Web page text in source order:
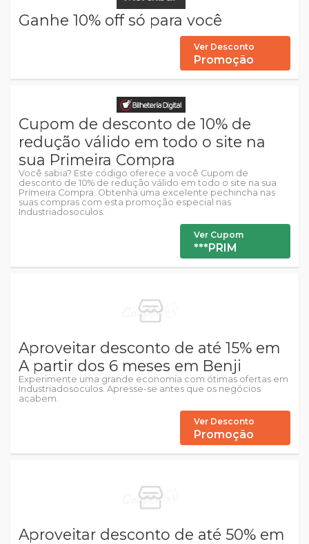
Ganhe 10% off só para você
Ver Desconto
Promoção
Cupom de desconto de 10% de
redução válido em todo o site na
sua Primeira Compra
Você sabia? Este código oferece a você Cupom de
desconto de 10% de redução válido em todo o site na sua
Primeira Compra. Obtenha uma excelente pechincha nas
suas compras com esta promoção especial nas
Industriadosoculos.
Ver Cupom
***PRIM
Aproveitar desconto de até 15% em
A partir dos 6 meses em Benji
Experimente uma grande economia com ótimas ofertas em
Industriadosoculos. Apresse-se antes que os negócios
acabem.
Ver Desconto
Promoção
Aproveitar desconto de até 50% em